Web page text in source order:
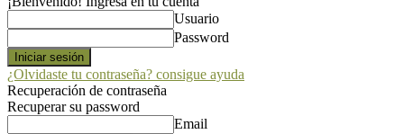
Usuario
Password
¿Olvidaste tu contraseña? consigue ayuda
Recuperación de contraseña
Recuperar su password
Email